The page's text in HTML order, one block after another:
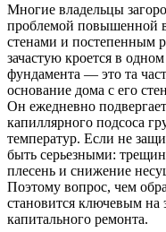
Многие владельцы
проблемой повышенной
стенами и постепенным
зачастую кроется в
фундамента — это та
основание дома с его
Он ежедневно
капиллярного подсоса
температур. Если не
быть серьезными:
плесень и снижение
Поэтому вопрос, чем
становится ключевым на
капитального ремонта.